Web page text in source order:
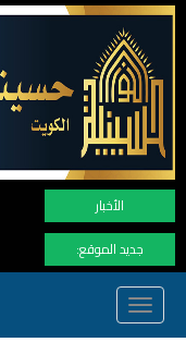
الأخبار
جديد الموقع:
Toggle
navigation